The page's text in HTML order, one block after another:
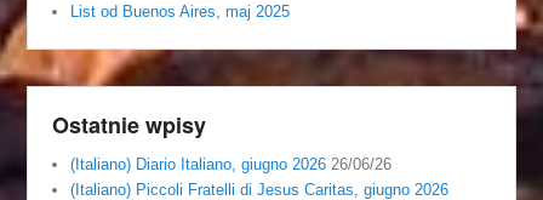
List od Buenos Aires, maj 2025
Ostatnie wpisy
(Italiano) Diario Italiano, giugno 2026 26/06/26
(Italiano) Piccoli Fratelli di Jesus Caritas, giugno 2026